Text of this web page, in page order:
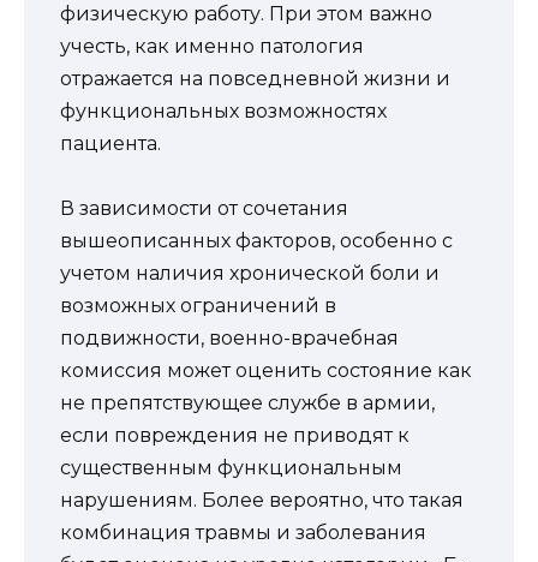
физическую работу. При этом важно
учесть, как именно патология
отражается на повседневной жизни и
функциональных возможностях
пациента.
В зависимости от сочетания
вышеописанных факторов, особенно с
учетом наличия хронической боли и
возможных ограничений в
подвижности, военно-врачебная
комиссия может оценить состояние как
не препятствующее службе в армии,
если повреждения не приводят к
существенным функциональным
нарушениям. Более вероятно, что такая
комбинация травмы и заболевания